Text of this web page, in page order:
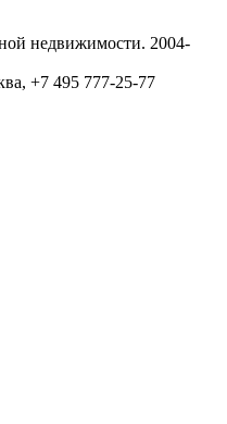
недвижимости. 2004-
+7 495 777-25-77